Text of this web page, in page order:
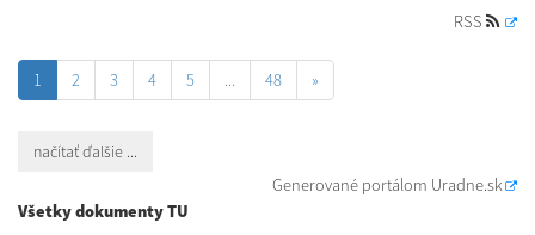
RSS
1 2 3 4 5 ... 48 »
načítať ďalšie ...
Generované portálom Uradne.sk
Všetky dokumenty TU